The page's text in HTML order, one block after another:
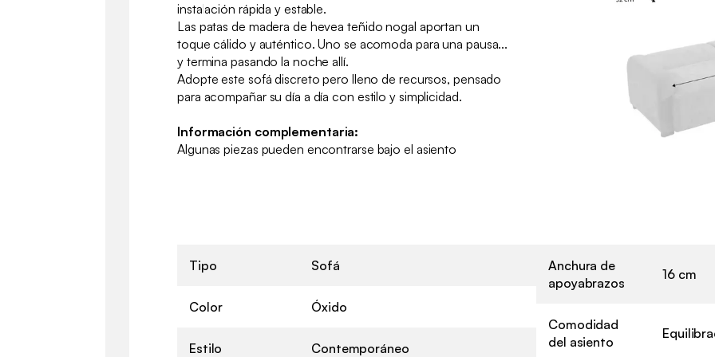
instalación rápida y estable.
Las patas de madera de hevea teñido nogal aportan un
toque cálido y auténtico. Uno se acomoda para una pausa...
y termina pasando la noche allí.
Adopte este sofá discreto pero lleno de recursos, pensado
para acompañar su día a día con estilo y simplicidad.
Información complementaria:
Algunas piezas pueden encontrarse bajo el asiento
Tipo Sofá
Color Óxido
Estilo Contemporáneo
Anchura de
apoyabrazos
16 cm
Comodidad
del asiento